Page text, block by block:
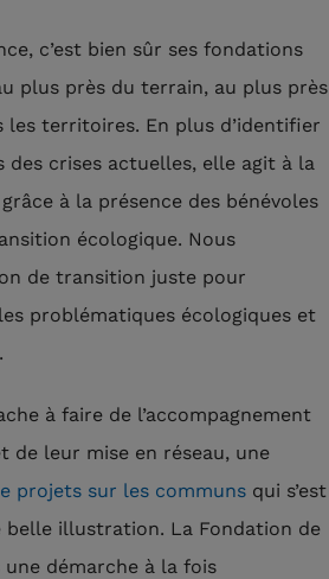
c’est bien sûr ses fondations
plus près du terrain, au plus près
territoires. En plus d’identifier
crises actuelles, elle agit à la
à la présence des bénévoles
écologique. Nous
de transition juste pour
problématiques écologiques et
à faire de l’accompagnement
de leur mise en réseau, une
projets sur les communs qui s’est
illustration. La Fondation de
démarche à la fois